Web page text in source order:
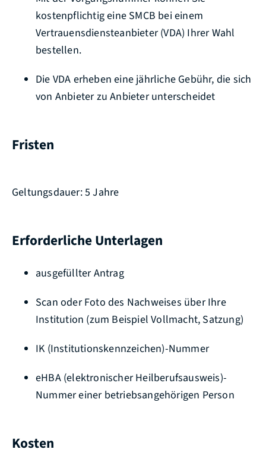
kostenpflichtig eine SMCB bei einem
Vertrauensdiensteanbieter (VDA) Ihrer Wahl
bestellen.
Die VDA erheben eine jährliche Gebühr, die sich
von Anbieter zu Anbieter unterscheidet
Fristen
Geltungsdauer: 5 Jahre
Erforderliche Unterlagen
ausgefüllter Antrag
Scan oder Foto des Nachweises über Ihre
Institution (zum Beispiel Vollmacht, Satzung)
IK (Institutionskennzeichen)-Nummer
eHBA (elektronischer Heilberufsausweis)-
Nummer einer betriebsangehörigen Person
Kosten